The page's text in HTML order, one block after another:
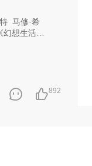
马修·希
想生活》
892